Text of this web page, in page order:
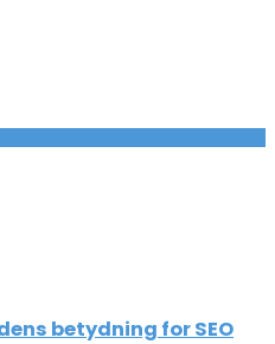
betydning for SEO